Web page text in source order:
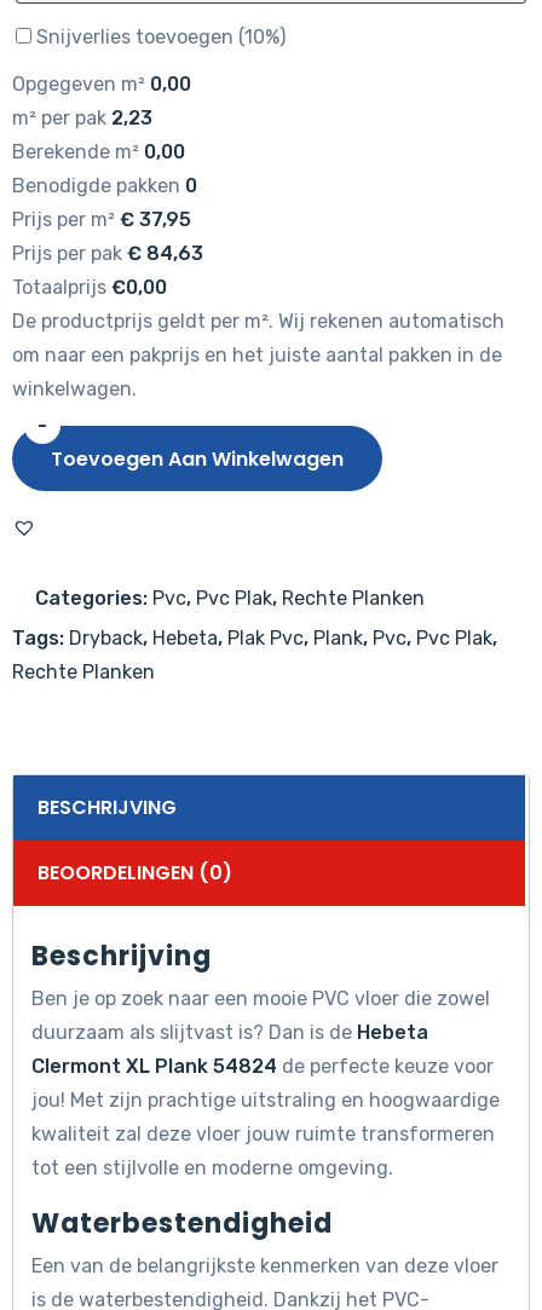
Snijverlies toevoegen (10%)
Opgegeven m² 0,00
m² per pak 2,23
Berekende m² 0,00
Benodigde pakken 0
Prijs per m² € 37,95
Prijs per pak € 84,63
Totaalprijs €0,00
De productprijs geldt per m². Wij rekenen automatisch
om naar een pakprijs en het juiste aantal pakken in de
winkelwagen.
-
Hebeta
Clermont
Plank
aantal
Toevoegen Aan Winkelwagen
Categories: Pvc, Pvc Plak, Rechte Planken
Tags: Dryback, Hebeta, Plak Pvc, Plank, Pvc, Pvc Plak,
Rechte Planken
BESCHRIJVING
BEOORDELINGEN (0)
Beschrijving
Ben je op zoek naar een mooie PVC vloer die zowel
duurzaam als slijtvast is? Dan is de Hebeta
Clermont XL Plank 54824 de perfecte keuze voor
jou! Met zijn prachtige uitstraling en hoogwaardige
kwaliteit zal deze vloer jouw ruimte transformeren
tot een stijlvolle en moderne omgeving.
Waterbestendigheid
Een van de belangrijkste kenmerken van deze vloer
is de waterbestendigheid. Dankzij het PVC-